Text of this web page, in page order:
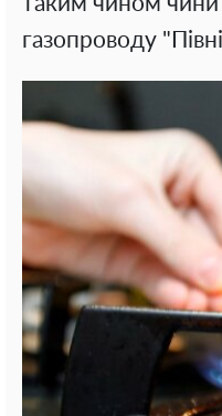
газопроводу